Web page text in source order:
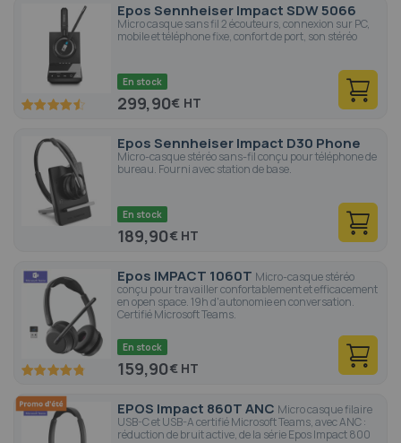
Epos Sennheiser Impact SDW 5066
Micro casque sans fil 2 écouteurs, connexion sur PC,
mobile et téléphone fixe, confort de port, son stéréo
90 100
En stock
299,90€
Epos Sennheiser Impact D30 Phone
Micro-casque stéréo sans-fil conçu pour téléphone de
bureau. Fourni avec station de base.
En stock
189,90€
Epos IMPACT 1060T Micro-casque stéréo
conçu pour travailler confortablement et efficacement
en open space. 19h d'autonomie en conversation.
Certifié Microsoft Teams.
95.6100
En stock
159,90€
EPOS Impact 860T ANC Micro casque filaire
USB-C et USB-A certifié Microsoft Teams, avec ANC :
réduction de bruit active, de la série Epos Impact 800